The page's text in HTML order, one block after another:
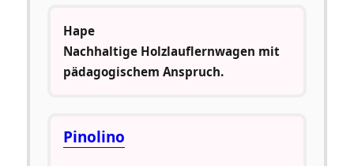
Hape
Nachhaltige Holzlauflernwagen mit
pädagogischem Anspruch.
Pinolino